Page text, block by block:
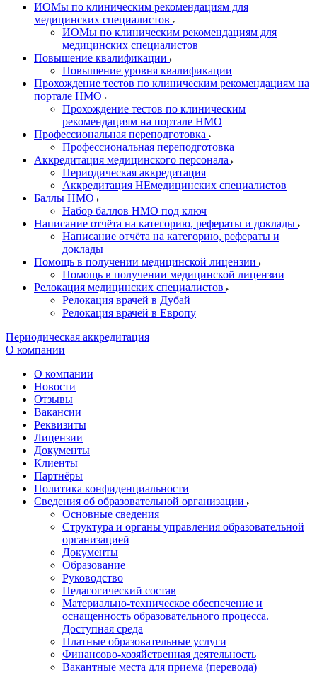
ИОМы по клиническим рекомендациям для
медицинских специалистов
ИОМы по клиническим рекомендациям для
медицинских специалистов
Повышение квалификации
Повышение уровня квалификации
Прохождение тестов по клиническим рекомендациям на
портале НМО
Прохождение тестов по клиническим
рекомендациям на портале НМО
Профессиональная переподготовка
Профессиональная переподготовка
Аккредитация медицинского персонала
Периодическая аккредитация
Аккредитация НЕмедицинских специалистов
Баллы НМО
Набор баллов НМО под ключ
Написание отчёта на категорию, рефераты и доклады
Написание отчёта на категорию, рефераты и
доклады
Помощь в получении медицинской лицензии
Помощь в получении медицинской лицензии
Релокация медицинских специалистов
Релокация врачей в Дубай
Релокация врачей в Европу
Периодическая аккредитация
О компании
О компании
Новости
Отзывы
Вакансии
Реквизиты
Лицензии
Документы
Клиенты
Партнёры
Политика конфиденциальности
Сведения об образовательной организации
Основные сведения
Структура и органы управления образовательной
организацией
Документы
Образование
Руководство
Педагогический состав
Материально-техническое обеспечение и
оснащенность образовательного процесса.
Доступная среда
Платные образовательные услуги
Финансово-хозяйственная деятельность
Вакантные места для приема (перевода)